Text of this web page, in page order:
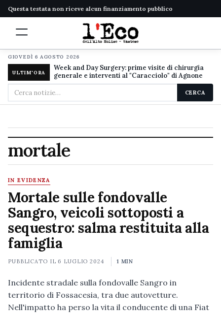
Questa testata non riceve alcun finanziamento pubblico
GIOVEDÌ 6 AGOSTO 2026
ULTIM'ORA
Week and Day Surgery: prime visite di chirurgia
generale e interventi al "Caracciolo" di Agnone
Cerca
nel
CERCA
mortale
IN EVIDENZA
Mortale sulle fondovalle
Sangro, veicoli sottoposti a
sequestro: salma restituita alla
famiglia
PUBBLICATO IL 6 LUGLIO 2024 1 MIN
Incidente stradale sulla fondovalle Sangro in
territorio di Fossacesia, tra due autovetture.
Nell'impatto ha perso la vita il conducente di una Fiat